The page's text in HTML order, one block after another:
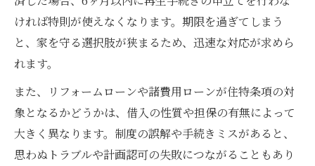
ければ特則が使えなくなります。期限を過ぎてしまう
と、家を守る選択肢が狭まるため、迅速な対応が求めら
れます。
また、リフォームローンや諸費用ローンが住特条項の対
象となるかどうかは、借入の性質や担保の有無によって
大きく異なります。制度の誤解や手続きミスがあると、
思わぬトラブルや計画認可の失敗につながることもあり